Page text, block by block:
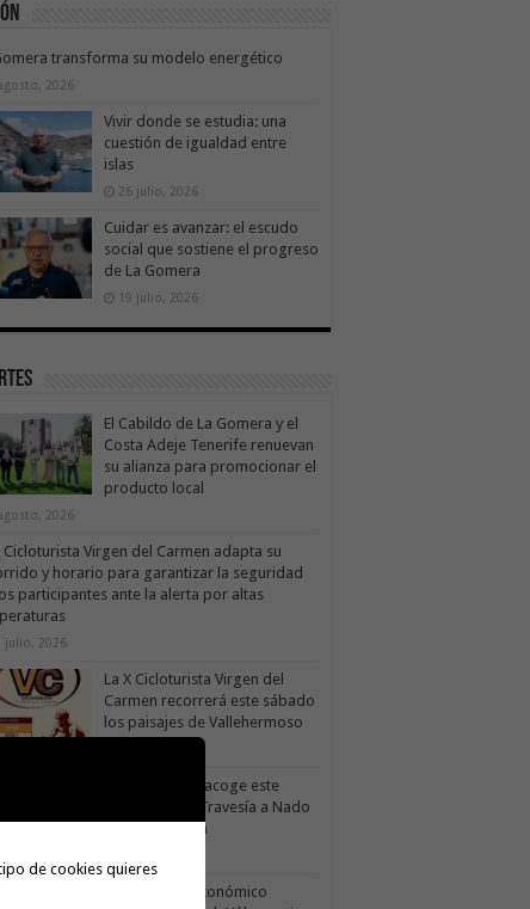
transforma su modelo energético
2026
Vivir donde se estudia: una
cuestión de igualdad entre
islas
26 julio, 2026
Cuidar es avanzar: el escudo
social que sostiene el progreso
de La Gomera
19 julio, 2026
El Cabildo de La Gomera y el
Costa Adeje Tenerife renuevan
su alianza para promocionar el
producto local
2026
Cicloturista Virgen del Carmen adapta su
y horario para garantizar la seguridad
participantes ante la alerta por altas
julio, 2026
La X Cicloturista Virgen del
Carmen recorrerá este sábado
los paisajes de Vallehermoso
Valle Gran Rey acoge este
sábado la VII Travesía a Nado
Isla Colombina
El II torneo Autonómico
de cookies quieres